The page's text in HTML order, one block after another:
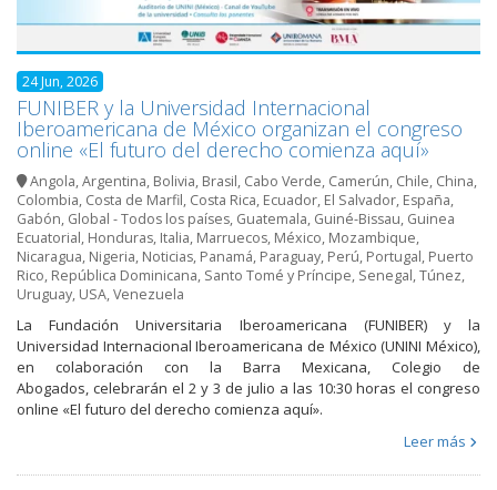
24 Jun, 2026
FUNIBER y la Universidad Internacional
Iberoamericana de México organizan el congreso
online «El futuro del derecho comienza aquí»
Angola,Argentina, Bolivia, Brasil, Cabo Verde, Camerún, Chile, China,
Colombia, Costa de Marfil, Costa Rica, Ecuador, El Salvador, España,
Gabón, Global - Todos los países, Guatemala, Guiné-Bissau, Guinea
Ecuatorial, Honduras, Italia, Marruecos, México, Mozambique,
Nicaragua, Nigeria, Noticias, Panamá, Paraguay, Perú, Portugal, Puerto
Rico, República Dominicana, Santo Tomé y Príncipe, Senegal,Túnez,
Uruguay, USA,Venezuela
La Fundación Universitaria Iberoamericana (FUNIBER) y la
Universidad Internacional Iberoamericana de México (UNINI México),
en colaboración con la Barra Mexicana, Colegio de
Abogados, celebrarán el 2 y 3 de julio a las 10:30 horas el congreso
online «El futuro del derecho comienza aquí».
Leer más